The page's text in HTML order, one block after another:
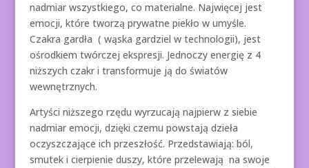
nadmiar wszystkiego, co materialne. Najwięcej jest
emocji, które tworzą prywatne piekło w umyśle.
Czakra gardła ( wąska gardziel w technologii), jest
ośrodkiem twórczej ekspresji. Jednoczy energię z 4
niższych czakr i transformuje ją do światów
wewnętrznych.
Artyści niższego rzędu wyrzucają najpierw z siebie
nadmiar emocji, dzięki czemu powstają dzieła
oczyszczające ich przeszłość. Przedstawiają: ból,
smutek i cierpienie duszy, które przelewają na swoje